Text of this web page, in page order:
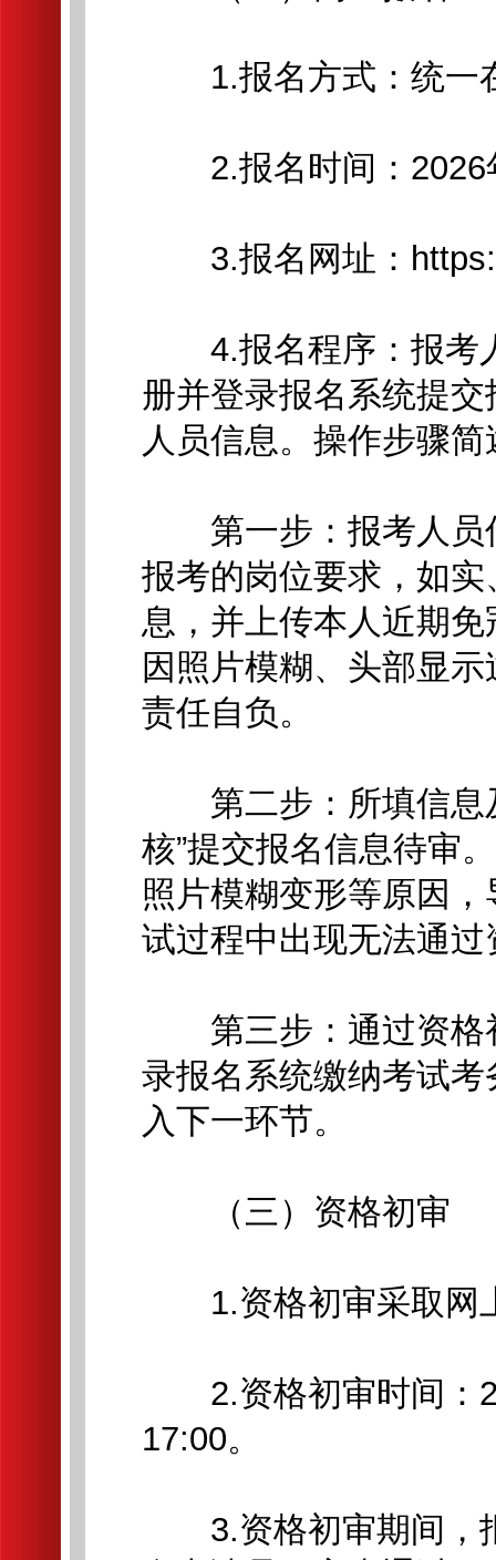
1.报名方式：统一
2.报名时间：2026
3.报名网址：
4.报名程序：报考
册并登录报名系统提
人员信息。操作步骤
第一步：报考人员
报考的岗位要求，如
息，并上传本人近期
因照片模糊、头部显
责任自负。
第二步：所填信息
核”提交报名信息待审
照片模糊变形等原因
试过程中出现无法通
第三步：通过资格
录报名系统缴纳考试
入下一环节。
（三）资格初审
1.资格初审采取网
2.资格初审时间：
17:00。
3.资格初审期间，